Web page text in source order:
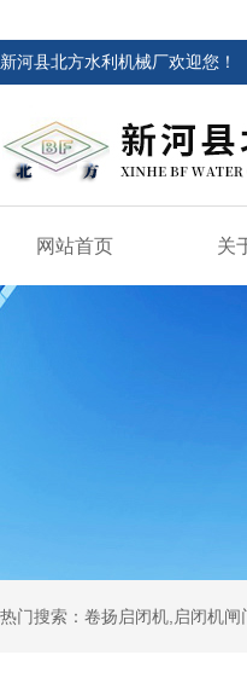
新河县北方水利机械厂欢迎您！
网站首页 关
热门搜索：卷扬启闭机,启闭机